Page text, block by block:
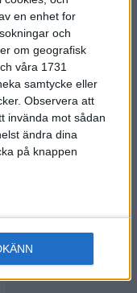
en enhet for
och
om geografisk
våra 1731
samtycke eller
Observera att
invända mot sådan
ändra dina
på knappen